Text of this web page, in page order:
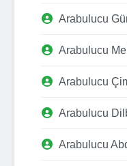
Arabulucu
Arabulucu
Arabulucu
Arabulucu
Arabulucu